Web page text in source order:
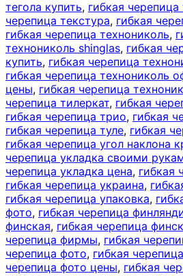
тегола купить, гибкая черепица
черепица текстура, гибкая
гибкая черепица технониколь,
технониколь shinglas, гибкая
купить, гибкая черепица
гибкая черепица технониколь
цены, гибкая черепица
черепица тилеркат, гибкая
гибкая черепица трио, гибкая
гибкая черепица туле, гибкая
гибкая черепица угол наклона
черепица укладка своими
черепица укладка цена, гибкая
гибкая черепица украина,
гибкая черепица упаковка,
фото, гибкая черепица
финская, гибкая черепица
черепица фирмы, гибкая
черепица фото, гибкая
черепица фото цены, гибкая